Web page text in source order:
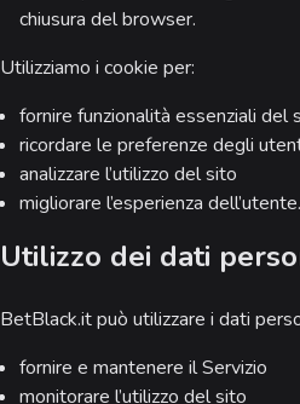
chiusura del browser.
Utilizziamo i cookie per:
fornire funzionalità essenziali del
ricordare le preferenze degli
analizzare l’utilizzo del sito
migliorare l’esperienza dell’utente.
Utilizzo dei dati
BetBlack.it può utilizzare i dati
fornire e mantenere il Servizio
monitorare l’utilizzo del sito